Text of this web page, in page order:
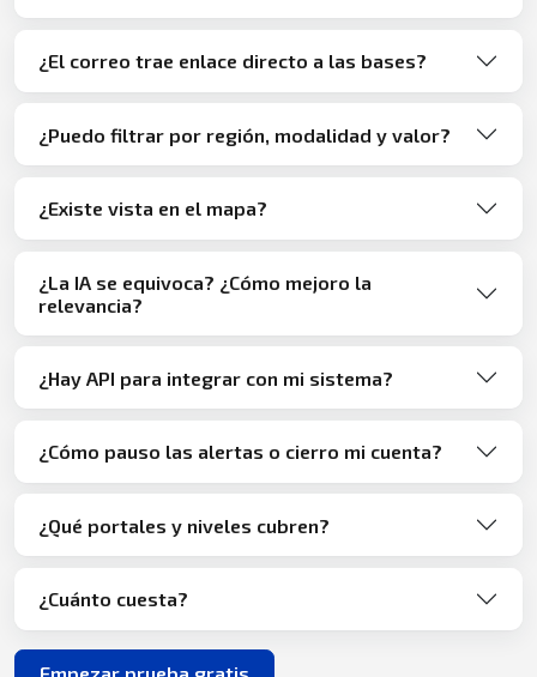
¿El correo trae enlace directo a las bases?
¿Puedo filtrar por región, modalidad y valor?
¿Existe vista en el mapa?
¿La IA se equivoca? ¿Cómo mejoro la
relevancia?
¿Hay API para integrar con mi sistema?
¿Cómo pauso las alertas o cierro mi cuenta?
¿Qué portales y niveles cubren?
¿Cuánto cuesta?